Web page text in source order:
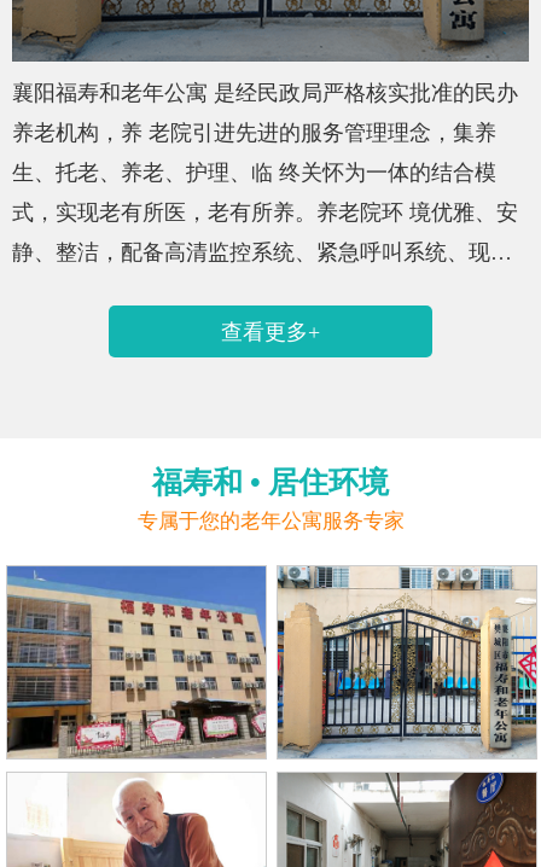
襄阳福寿和老年公寓 是经民政局严格核实批准的民办
养老机构，养 老院引进先进的服务管理理念，集养
生、托老、养老、护理、临 终关怀为一体的结合模
式，实现老有所医，老有所养。养老院环 境优雅、安
静、整洁，配备高清监控系统、紧急呼叫系统、现代
公寓內有专业中医健康康复调理师，针对中风偏瘫后
房、室内外活动场地，适合各类消费层次老 人入住。
我们的使命：对老人提供持续性康复护理，尊重老人
的独特…
查看更多+
福寿和 • 居住环境
专属于您的老年公寓服务专家